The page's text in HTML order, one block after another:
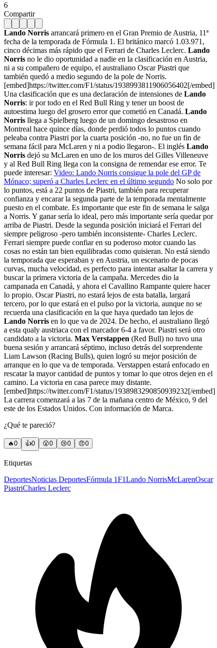
6
Compartir
Lando Norris arrancará primero en el Gran Premio de Austria, 11ª
fecha de la temporada de Fórmula 1. El británico marcó 1.03.971,
cinco décimas más rápido que el Ferrari de Charles Leclerc. Lando
Norris no le dio oportunidad a nadie en la clasificación en Austria,
ni a su compañero de equipo, el australiano Oscar Piastri que
también quedó a medio segundo de la pole de Norris.
[embed]https://twitter.com/F1/status/1938993811906056402[/embed]
Una clasificación que es una declaración de intensiones de Lando
Norris: ir por todo en el Red Bull Ring y tener un boost de
autoestima luego del grosero error que cometió en Canadá. Lando
Norris llega a Spielberg luego de un domingo desastroso en
Montreal hace quince días, donde perdió todos lo puntos cuando
peleaba contra Piastri por la cuarta posición -no, no fue un fin de
semana fácil para McLaren y ni a podio llegaron-. El inglés Lando
Norris dejó su McLaren en uno de los muros del Gilles Villeneuve
y al Red Bull Ring llega con la consigna de remendar ese error. Te
puede interesar: Video: Lando Norris consigue la pole del GP de
Mónaco; superó a Charles Leclerc en el último segundo No solo por
lo puntos, está a 22 puntos de Piastri, también para recuperar
confianza y encarar la segunda parte de la temporada mentalmente
puesto en el combate. Es importante que este fin de semana le salga
a Norris. Y ganar sería lo ideal, pero más importante sería quedar por
arriba de Piastri. Desde la segunda posición iniciará el Ferrari del
siempre peligroso -pero también inconsistente- Charles Leclerc.
Ferrari siempre puede confiar en su poderoso motor cuando las
cosas no están tan bien equilibradas como quisieran. No está siendo
la temporada que esperaban y en Austria, un escenario de pocas
curvas, mucha velocidad, es perfecto para intentar asaltar la carrera y
buscar la primera victoria de la campaña. Mercedes dio la
campanada en Canadá, y ahora el Cavallino Rampante quiere hacer
lo propio. Oscar Piastri, no estará lejos de esta batalla, largará
tercero, por lo que estará en el pulso por la victoria, aunque no se
recuerda una clasificación en la que haya quedado tan lejos de
Lando Norris en lo que va de 2024. De hecho, el australiano llegó
a esta qualy austriaca con el marcador 6-4 a favor. Piastri será otro
candidato a la victoria. Max Verstappen (Red Bull) no tuvo una
buena sesión y arrancará séptimo, incluso detrás del sorprendente
Liam Lawson (Racing Bulls), quien logró su mejor posición de
arranque en lo que va de temporada. Verstappen estará enfocado en
rescatar la mayor cantidad de puntos y tomar lo que otros dejen en el
camino. La victoria en casa parece muy distante.
[embed]https://twitter.com/F1/status/1938983290850939232[/embed]
La carrera comenzará a las 7 de la mañana centro de México, 9 del
este de los Estados Unidos. Con información de Marca.
¿Qué te pareció?
🔥0 👍0 😲0 😢0 😠0
Etiquetas
DeportesNoticias DeportesFórmula 1F1Lando NorrisMcLarenOscar
PiastriCharles Leclerc